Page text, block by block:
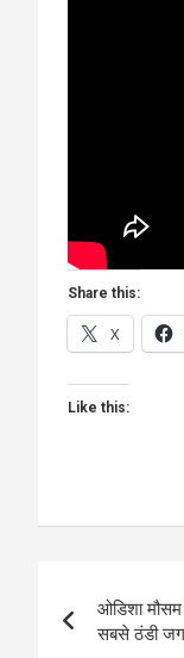
Share this:
X
Like this:
ओडिशा
सबसे ठंडी